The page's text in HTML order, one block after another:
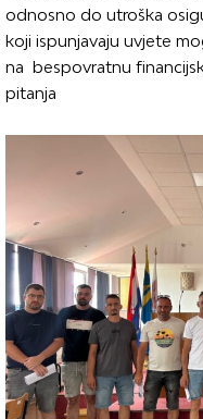
odnosno do utroška
koji ispunjavaju uvjete
na bespovratnu
pitanja